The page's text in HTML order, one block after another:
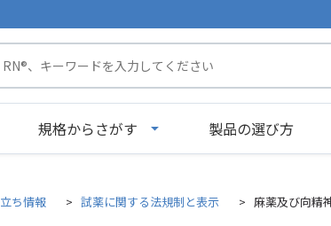
規格からさがす 製品の選び方
ち情報 試薬に関する法規制と表示 麻薬及び向精